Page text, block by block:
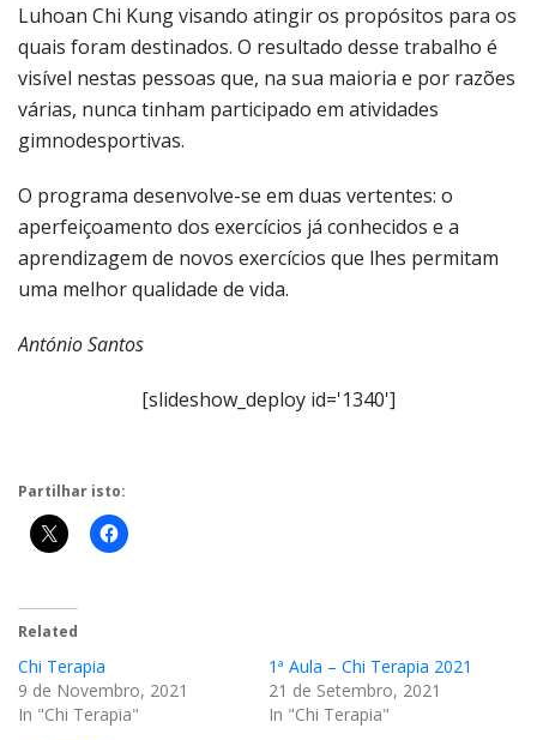
Luhoan Chi Kung visando atingir os propósitos para os
quais foram destinados. O resultado desse trabalho é
visível nestas pessoas que, na sua maioria e por razões
várias, nunca tinham participado em atividades
gimnodesportivas.
O programa desenvolve-se em duas vertentes: o
aperfeiçoamento dos exercícios já conhecidos e a
aprendizagem de novos exercícios que lhes permitam
uma melhor qualidade de vida.
António Santos
[slideshow_deploy id='1340']
Partilhar isto:
Related
Chi Terapia
9 de Novembro, 2021
In "Chi Terapia"
1ª Aula – Chi Terapia 2021
21 de Setembro, 2021
In "Chi Terapia"